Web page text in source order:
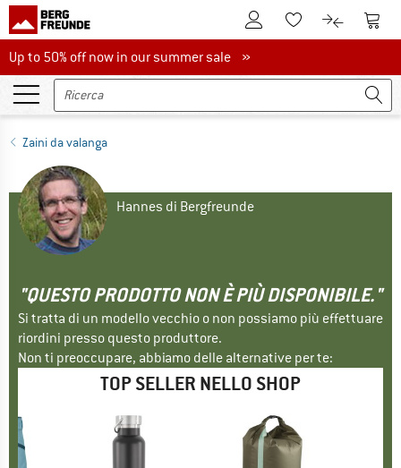
Al conto clienteAlla lista
Al Al
Up to 50% off now in our summer sale
Up to 50% off now in our summer sale »
Zaini da valanga
Hannes di Bergfreunde
"QUESTO PRODOTTO NON È PIÙ DISPONIBILE."
Si tratta di un modello vecchio o non possiamo più effettuare
riordini presso questo produttore.
Non ti preoccupare, abbiamo delle alternative per te:
TOP SELLER NELLO SHOP